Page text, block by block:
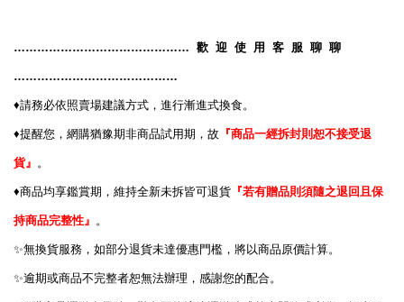
……………………………………… 歡 迎 使 用 客 服 聊 聊
……………………………………
♦️請務必依照賣場建議方式，進行漸進式換食。
♦️提醒您，網購猶豫期非商品試用期，故 『商品一經拆封則恕不接受退
貨』 。
♦️商品均享鑑賞期，維持全新未拆皆可退貨 『若有贈品則須隨之退回且保
持商品完整性』 。
✨無換貨服務，如部分退貨未達優惠門檻，將以商品原價計算。
✨逾期或商品不完整者恕無法辦理，感謝您的配合。